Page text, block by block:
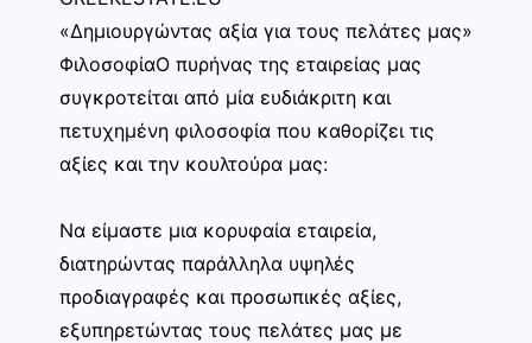
«Δημιουργώντας αξία για τους πελάτες μας»
ΦιλοσοφίαΟ πυρήνας της εταιρείας μας
συγκροτείται από μία ευδιάκριτη και
πετυχημένη φιλοσοφία που καθορίζει τις
αξίες και την κουλτούρα μας:
Να είμαστε μια κορυφαία εταιρεία,
διατηρώντας παράλληλα υψηλές
προδιαγραφές και προσωπικές αξίες,
εξυπηρετώντας τους πελάτες μας με